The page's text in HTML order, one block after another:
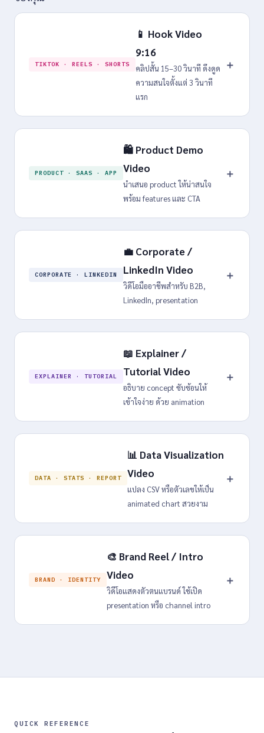
TIKTOK · REELS · SHORTS
📱 Hook Video
9:16
คลิปสั้น 15–30 วินาที ดึงดูด
ความสนใจตั้งแต่ 3 วินาที
แรก
＋
PRODUCT · SAAS · APP
🛍️ Product Demo
Video
นำเสนอ product ให้น่าสนใจ
พร้อม features และ CTA
＋
CORPORATE · LINKEDIN
💼 Corporate /
LinkedIn Video
วิดีโอมืออาชีพสำหรับ B2B,
LinkedIn, presentation
＋
EXPLAINER · TUTORIAL
📖 Explainer /
Tutorial Video
อธิบาย concept ซับซ้อนให้
เข้าใจง่าย ด้วย animation
＋
DATA · STATS · REPORT
📊 Data Visualization
Video
แปลง CSV หรือตัวเลขให้เป็น
animated chart สวยงาม
＋
BRAND · IDENTITY
🎨 Brand Reel / Intro
Video
วิดีโอแสดงตัวตนแบรนด์ ใช้เปิด
presentation หรือ channel intro
＋
QUICK REFERENCE